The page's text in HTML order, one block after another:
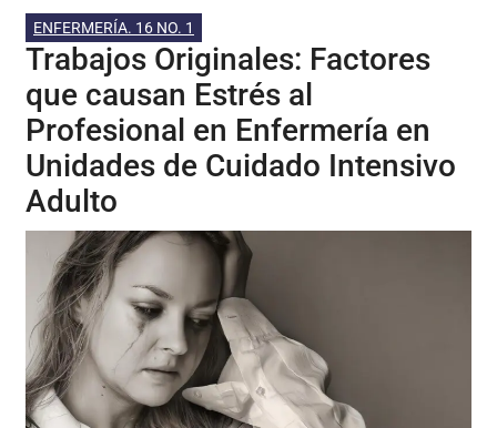
ENFERMERÍA. 16 NO. 1
Trabajos Originales: Factores
que causan Estrés al
Profesional en Enfermería en
Unidades de Cuidado Intensivo
Adulto